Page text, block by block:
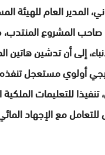
المدير العام للهيئة
صاحب المشروع
إلى أن تدشين
أولوي مستعجل تنفذه
للتعليمات
مع الإجهاد